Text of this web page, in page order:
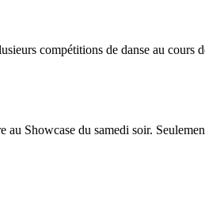
compétitions de danse au cours
Showcase du samedi soir.